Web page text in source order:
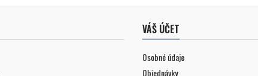
VÁŠ ÚČET
Osobné údaje
Objednávky